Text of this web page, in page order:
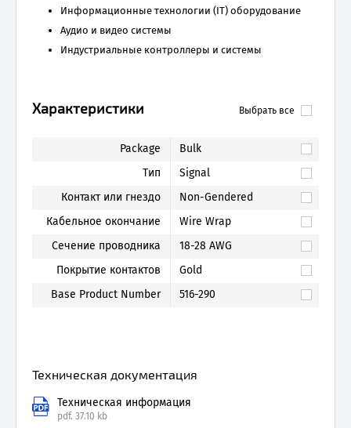
Выбрать все
Характеристики
Package
Bulk
Тип
Signal
Контакт или гнездо
Non-Gendered
Кабельное окончание
Wire Wrap
Сечение проводника
18-28 AWG
Покрытие контактов
Gold
Base Product Number
516-290
Техническая документация
Техническая информация
pdf. 37.10 kb
Информационные технологии (IT) оборудование
Аудио и видео системы
Индустриальные контроллеры и системы